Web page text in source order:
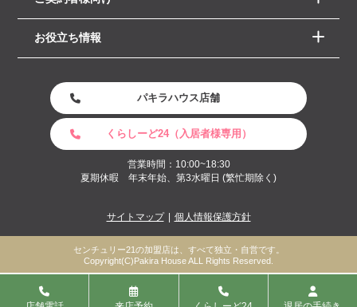
お役立ち情報
パキラハウス店舗
くらしーど24（入居者様専用）
営業時間：10:00~18:30
夏期休暇 年末年始、第3水曜日 (繁忙期除く)
サイトマップ 個人情報保護方針
センチュリー21の加盟店は、すべて独立・自営です。
Copyright(C)Pakira House ALL Rights Reserved.